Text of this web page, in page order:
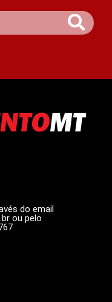
do email
ou pelo